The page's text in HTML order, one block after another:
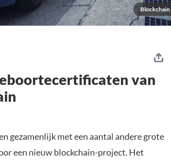
Blockchain
van
gezamenlijk met een aantal andere grote
een nieuw blockchain-project. Het